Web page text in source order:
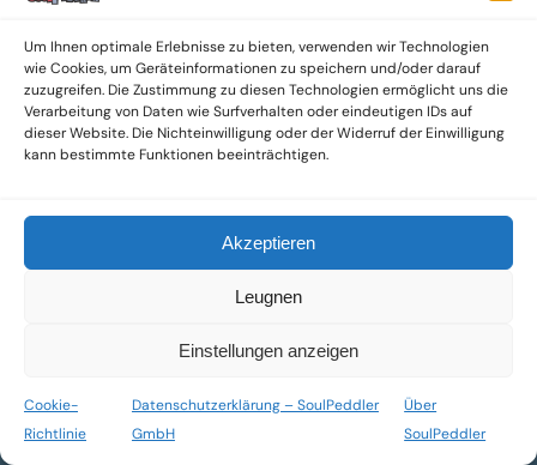
Um Ihnen optimale Erlebnisse zu bieten, verwenden wir Technologien
wie Cookies, um Geräteinformationen zu speichern und/oder darauf
zuzugreifen. Die Zustimmung zu diesen Technologien ermöglicht uns die
Verarbeitung von Daten wie Surfverhalten oder eindeutigen IDs auf
dieser Website. Die Nichteinwilligung oder der Widerruf der Einwilligung
kann bestimmte Funktionen beeinträchtigen.
Akzeptieren
Leugnen
Einstellungen anzeigen
Cookie-
Richtlinie
Datenschutzerklärung – SoulPeddler
GmbH
Über
SoulPeddler
unserer Online-Gig-Plattform.
Wir bieten eine breite Auswahl an sowohl hochgradig
sammelwürdigen als auch Mainstream-Titeln und -Formaten auf
Vinyl, CD und weiteren Medien.
Sowohl neue als auch gebrauchte, nach Zustand bewertete
Wir setzen uns leidenschaftlich für unabhängige Künstler und
Labels ein und bieten hochwertige, maßgeschneiderte Lösungen
aus über 30 Jahren Erfahrung in der Musikindustrie.
SoulPeddler Mailorder, Records & Vinyl Production – DUBOX –
Nettirock – Nice Guy Records – MOVA Museum of Vinyl Arts
© 2025 SoulPeddler GmbH®